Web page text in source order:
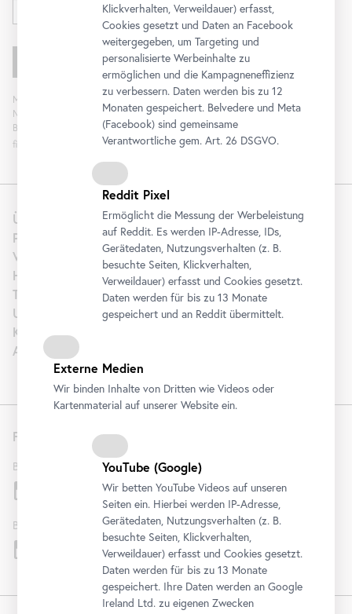
Über uns
Presse
Vermietung
Hochzeit
Tourism | B2B
Unterstützen
Karriere
Artothek
Folgen Sie uns
Belvedere
Belvedere 21
Mit „Registrieren“ stimmen Sie der Verarbeitung Ihrer Daten sowie Analyse der
Newsletterinteraktion zum Zweck der Newsletterzusendung durch das
Belvedere zu. Die Einwilligung kann widerrufen werden. Weitere Informationen
finden Sie
Klickverhalten, Verweildauer) erfasst,
Cookies gesetzt und Daten an Facebook
weitergegeben, um Targeting und
personalisierte Werbeinhalte zu
ermöglichen und die Kampagneneffizienz
zu verbessern. Daten werden bis zu 12
Monaten gespeichert. Belvedere und Meta
(Facebook) sind gemeinsame
Verantwortliche gem.Art. 26 DSGVO.
Reddit Pixel
Ermöglicht die Messung der Werbeleistung
auf Reddit. Es werden IP-Adresse, IDs,
Gerätedaten, Nutzungsverhalten (z. B.
besuchte Seiten, Klickverhalten,
Verweildauer) erfasst und Cookies gesetzt.
Daten werden für bis zu 13 Monate
gespeichert und an Reddit übermittelt.
Externe Medien
Wir binden Inhalte von Dritten wie Videos oder
Kartenmaterial auf unserer Website ein.
YouTube (Google)
Wir bettenYouTube Videos auf unseren
Seiten ein. Hierbei werden IP-Adresse,
Gerätedaten, Nutzungsverhalten (z. B.
besuchte Seiten, Klickverhalten,
Verweildauer) erfasst und Cookies gesetzt.
Daten werden für bis zu 13 Monate
gespeichert. Ihre Daten werden an Google
Ireland Ltd. zu eigenen Zwecken